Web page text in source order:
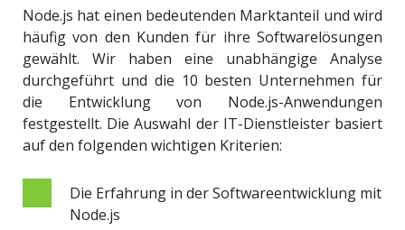
Node.js hat einen bedeutenden Marktanteil und wird
häufig von den Kunden für ihre Softwarelösungen
gewählt. Wir haben eine unabhängige Analyse
durchgeführt und die 10 besten Unternehmen für
die Entwicklung von Node.js-Anwendungen
festgestellt. Die Auswahl der IT-Dienstleister basiert
auf den folgenden wichtigen Kriterien:
Die Erfahrung in der Softwareentwicklung mit
Node.js